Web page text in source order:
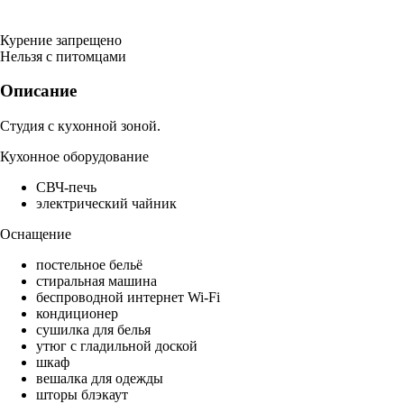
Курение запрещено
Нельзя с питомцами
Описание
Студия с кухонной зоной.
Кухонное оборудование
СВЧ-печь
электрический чайник
Оснащение
постельное бельё
стиральная машина
беспроводной интернет Wi-Fi
кондиционер
сушилка для белья
утюг с гладильной доской
шкаф
вешалка для одежды
шторы блэкаут